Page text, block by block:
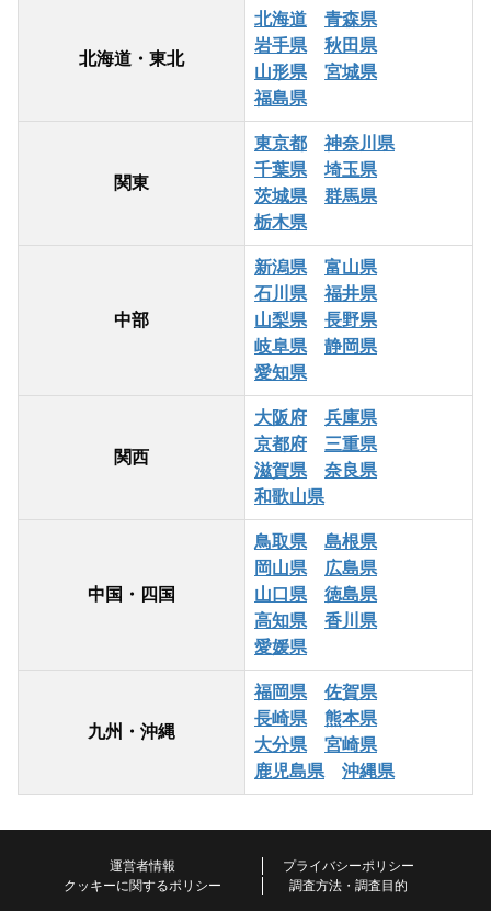
北海道・東北
北海道
青森県
岩手県
秋田県
山形県
宮城県
福島県
関東
東京都
神奈川県
千葉県
埼玉県
茨城県
群馬県
栃木県
中部
新潟県
富山県
石川県
福井県
山梨県
長野県
岐阜県
静岡県
愛知県
関西
大阪府
兵庫県
京都府
三重県
滋賀県
奈良県
和歌山県
中国・四国
鳥取県
島根県
岡山県
広島県
山口県
徳島県
高知県
香川県
愛媛県
九州・沖縄
福岡県
佐賀県
長崎県
熊本県
大分県
宮崎県
鹿児島県
沖縄県
運営者情報
プライバシーポリシー
クッキーに関するポリシー
調査方法・調査目的